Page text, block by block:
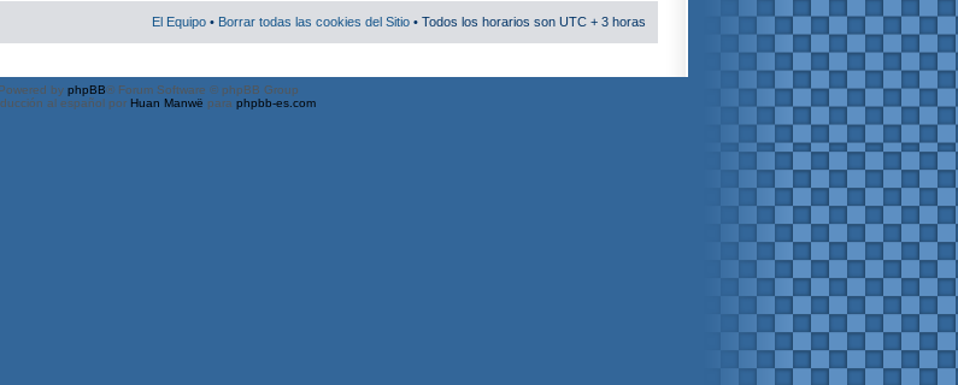
El Equipo • Borrar todas las cookies del Sitio • Todos los horarios son UTC + 3 horas
Powered by phpBB® Forum Software © phpBB Group
al español por Huan Manwë para phpbb-es.com